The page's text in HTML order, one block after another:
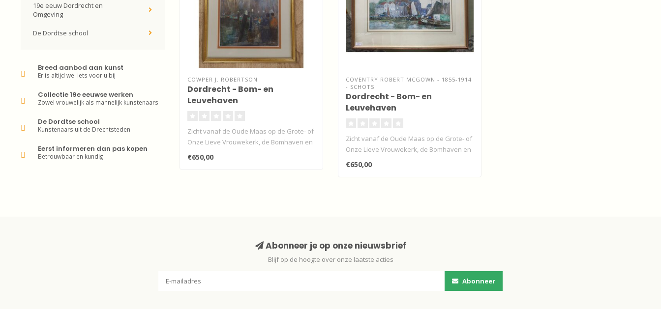
19e eeuw Dordrecht en
Omgeving
De Dordtse school
Breed aanbod aan kunst
Er is altijd wel iets voor u bij
Collectie 19e eeuwse werken
Zowel vrouwelijk als mannelijk kunstenaars
De Dordtse school
Kunstenaars uit de Drechtsteden
Eerst informeren dan pas kopen
Betrouwbaar en kundig
COWPER J. ROBERTSON
Dordrecht - Bom- en
Leuvehaven
Zicht vanaf de Oude Maas op de Grote- of
Onze Lieve Vrouwekerk, de Bomhaven en
d..
€650,00
COVENTRY ROBERT MCGOWN - 1855-1914
- SCHOTS
Dordrecht - Bom- en
Leuvehaven
Zicht vanaf de Oude Maas op de Grote- of
Onze Lieve Vrouwekerk, de Bomhaven en
d..
€650,00
Abonneer je op onze nieuwsbrief
Blijf op de hoogte over onze laatste acties
Abonneer